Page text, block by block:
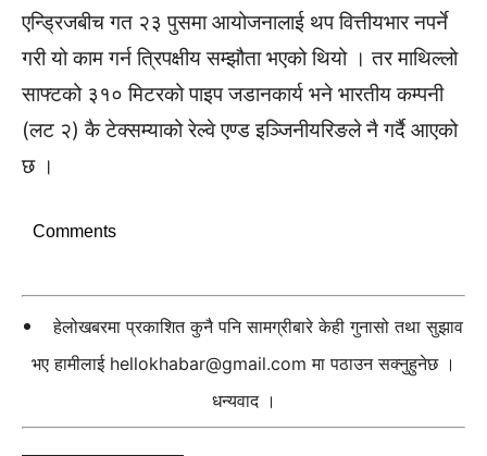
एन्ड्रिजबीच गत २३ पुसमा आयोजनालाई थप वित्तीयभार नपर्ने
गरी यो काम गर्न त्रिपक्षीय सम्झौता भएको थियो । तर माथिल्लो
साफ्टको ३१० मिटरको पाइप जडानकार्य भने भारतीय कम्पनी
(लट २) कै टेक्सम्याको रेल्वे एण्ड इञ्जिनीयरिङले नै गर्दै आएको
छ ।
Comments
हेलोखबरमा प्रकाशित कुनै पनि सामग्रीबारे केही गुनासो तथा सुझाव
भए हामीलाई hellokhabar@gmail.com मा पठाउन सक्नुहुनेछ ।
धन्यवाद ।